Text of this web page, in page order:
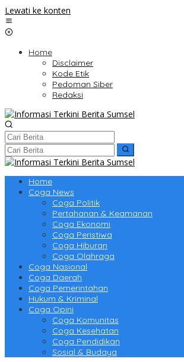
Lewati ke konten
Home
Disclaimer
Kode Etik
Pedoman Siber
Redaksi
Home
Coga News
Coga Politik
Pertahanan & Keamanan
Coga Ekonomi
Coga Peristiwa
Coga Hiburan
Coga Olahraga
Coga Nasional
Coga Daerah
Coga Pemerintahan
Hukum & Kriminal
Coga Opini
Coga Komunitas
Coga Kesehatan
Coga Pendidikan
Sosial & Budaya